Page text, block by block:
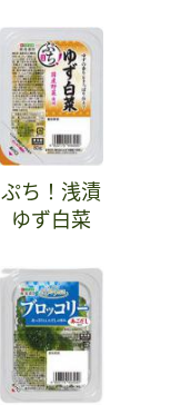
ぷち！浅漬
ゆず白菜